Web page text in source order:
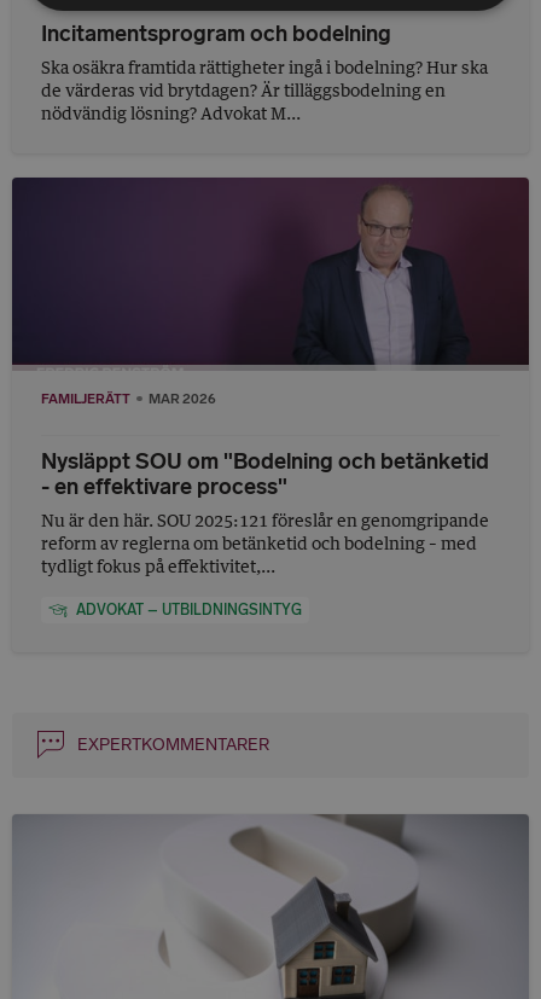
Incitamentsprogram och bodelning
Ska osäkra framtida rättigheter ingå i bodelning? Hur ska
de värderas vid brytdagen? Är tilläggsbodelning en
nödvändig lösning? Advokat M...
FAMILJERÄTT MAR 2026
Nysläppt SOU om "Bodelning och betänketid
- en effektivare process"
Nu är den här. SOU 2025:121 föreslår en genomgripande
reform av reglerna om betänketid och bodelning – med
tydligt fokus på effektivitet,...
ADVOKAT – UTBILDNINGSINTYG
EXPERTKOMMENTARER